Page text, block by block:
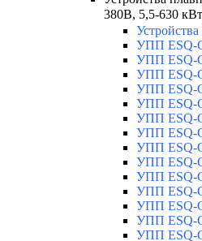
380В, 5,5-630 кВт
УПП ESQ-
УПП ESQ-
УПП ESQ-
УПП ESQ-
УПП ESQ-
УПП ESQ-
УПП ESQ-
УПП ESQ-
УПП ESQ-
УПП ESQ-
УПП ESQ-
УПП ESQ-
УПП ESQ-
УПП ESQ-